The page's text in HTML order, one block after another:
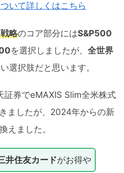
いて詳しくはこちら
略のコア部分にはS&P500
を選択しましたが、 全世界
選択肢だと思います。
証券でeMAXIS Slim全米株式
ましたが、2024年からの新
えました。
井住友カードがお得や